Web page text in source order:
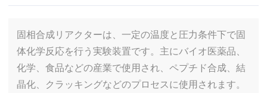
固相合成リアクターは、一定の温度と圧力条件下で固
体化学反応を行う実験装置です。主にバイオ医薬品、
化学、食品などの産業で使用され、ペプチド合成、結
晶化、クラッキングなどのプロセスに使用されます。